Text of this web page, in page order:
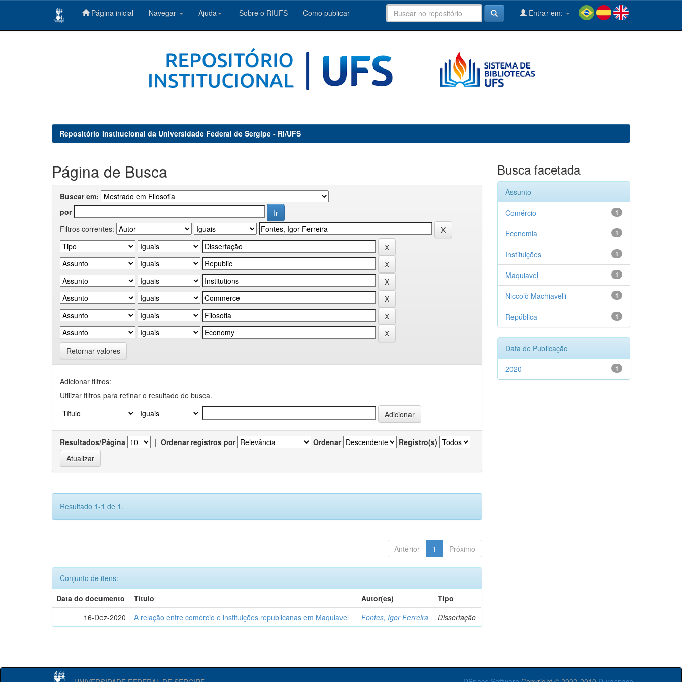
Página inicial Navegar Ajuda Sobre o RIUFS Como publicar Entrar em:
Repositório Institucional da Universidade Federal de Sergipe - RI/UFS
Página de Busca
Buscar em:
por
Filtros correntes:
Retornar valores
Adicionar filtros:
Utilizar filtros para refinar o resultado de busca.
Resultados/Página | Ordenar registros por Ordenar Registro(s)
Resultado 1-1 de 1.
Anterior 1 Próximo
Conjunto de itens:
Data do documento
Título Autor(es)
Tipo
16-Dez-2020
A relação entre comércio e instituições republicanas em Maquiavel Fontes, Igor Ferreira Dissertação
Busca facetada
Assunto
1
Comércio
1
Economia
1
Instituições
1
Maquiavel
1
Niccolò Machiavelli
1
República
Data de Publicação
1
2020